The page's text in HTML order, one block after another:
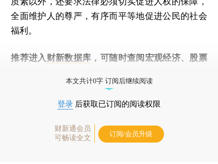
全面维护人的尊严，有序而平等地促进公民的社会
福利。
推荐进入 财新数据库 ，可随时查阅宏观经济、股票
本文共计0字 订阅后继续阅读
登录 后获取已订阅的阅读权限
财新通会员
可畅读全文
订阅/会员升级